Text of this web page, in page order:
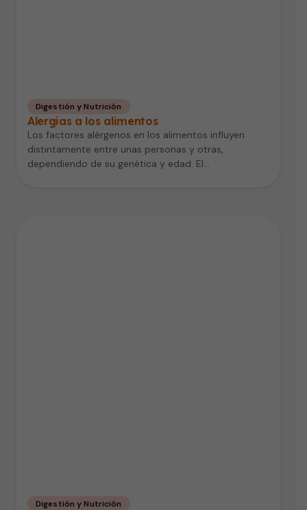
Digestión y Nutrición
Alergias a los alimentos
Los factores alérgenos en los alimentos influyen
distintamente entre unas personas y otras,
dependiendo de su genética y edad. El…
Digestión y Nutrición